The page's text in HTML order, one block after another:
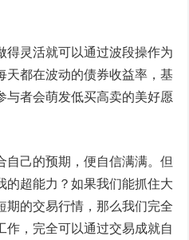
灵活就可以通过波段操作为
天都在波动的债券收益率，基
与者会萌发低买高卖的美好愿
己的预期，便自信满满。但
的超能力？如果我们能抓住大
期的交易行情，那么我们完全
作，完全可以通过交易成就自